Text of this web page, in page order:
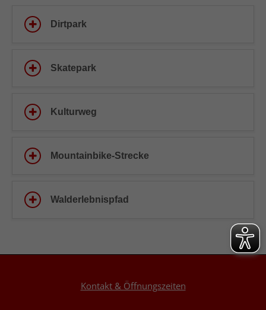
Dirtpark
Skatepark
Kulturweg
Mountainbike-Strecke
Walderlebnispfad
Kontakt & Öffnungszeiten